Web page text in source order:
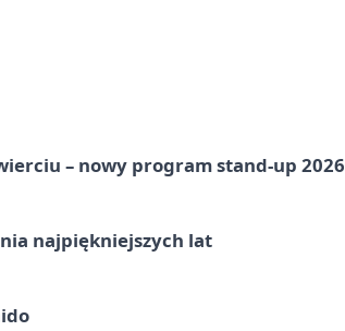
– nowy program stand-up 2026
najpiękniejszych lat